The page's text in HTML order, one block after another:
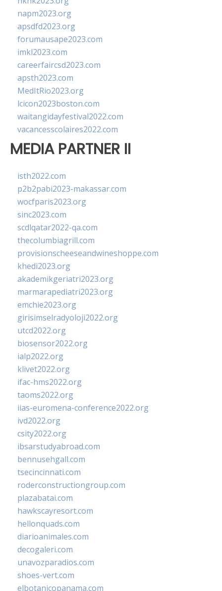
napm2023.org
apsdfd2023.org
forumausape2023.com
imkl2023.com
careerfaircsd2023.com
apsth2023.com
MedItRio2023.org
lcicon2023boston.com
waitangidayfestival2022.com
vacancesscolaires2022.com
MEDIA PARTNER II
isth2022.com
p2b2pabi2023-makassar.com
wocfparis2023.org
sinc2023.com
scdlqatar2022-qa.com
thecolumbiagrill.com
provisionscheeseandwineshoppe.com
khedi2023.org
akademikgeriatri2023.org
marmarapediatri2023.org
emchie2023.org
girisimselradyoloji2022.org
utcd2022.org
biosensor2022.org
ialp2022.org
klivet2022.org
ifac-hms2022.org
taoms2022.org
iias-euromena-conference2022.org
ivd2022.org
csity2022.org
ibsarstudyabroad.com
bennusehgall.com
tsecincinnati.com
roderconstructiongroup.com
plazabatai.com
hawkscayresort.com
hellonquads.com
diarioanimales.com
decogaleri.com
unavozparadios.com
shoes-vert.com
elbotanicopanama.com